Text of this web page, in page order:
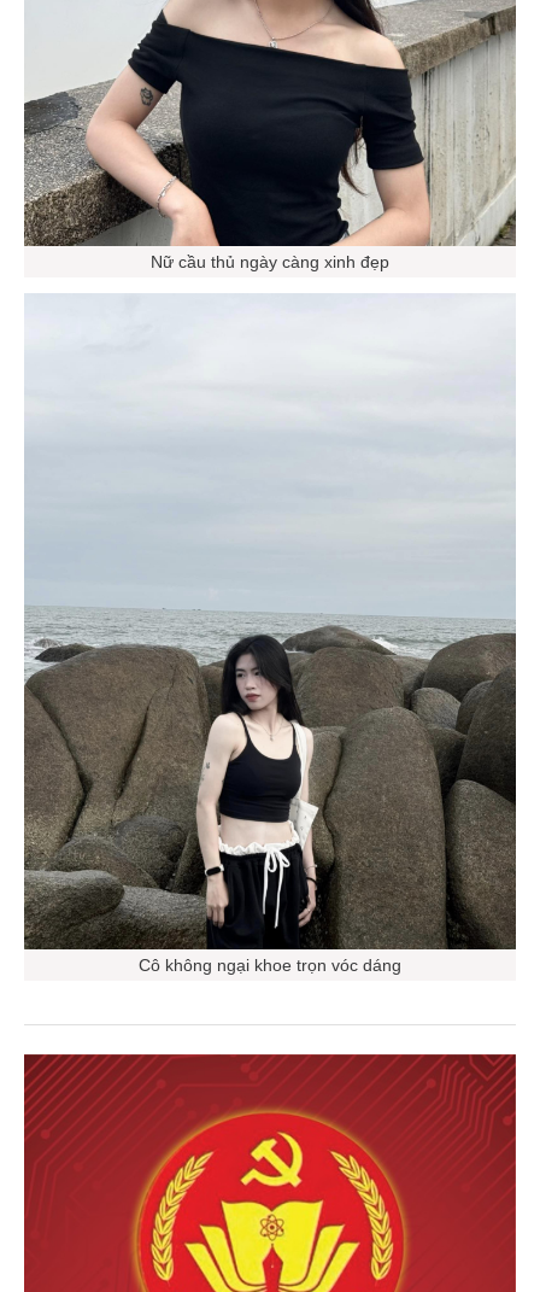
Nữ cầu thủ ngày càng xinh đẹp
Cô không ngại khoe trọn vóc dáng